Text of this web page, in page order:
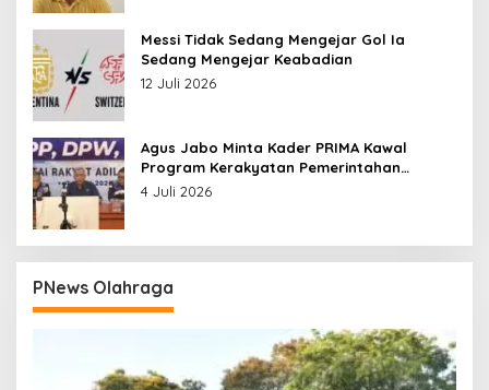
Messi Tidak Sedang Mengejar Gol Ia
Sedang Mengejar Keabadian
12 Juli 2026
Agus Jabo Minta Kader PRIMA Kawal
Program Kerakyatan Pemerintahan
Prabowo
4 Juli 2026
PNews Olahraga